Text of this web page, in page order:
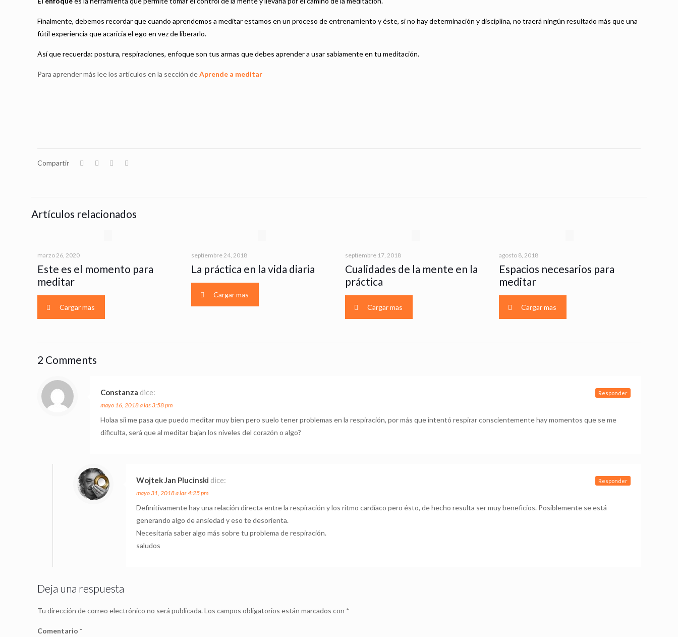
Finalmente, debemos recordar que cuando aprendemos a meditar estamos en un proceso de entrenamiento y éste, si no hay determinación y disciplina, no traerá ningún resultado más que una
fútil experiencia que acaricia el ego en vez de liberarlo.
Así que recuerda: postura, respiraciones, enfoque son tus armas que debes aprender a usar sabiamente en tu meditación.
Para aprender más lee los artículos en la sección deAprende a meditar
Compartir
Artículos relacionados
marzo 26, 2020
Este es el momento para
meditar
Cargar mas
septiembre 24, 2018
La práctica en la vida diaria
Cargar mas
septiembre 17, 2018
Cualidades de la mente en la
práctica
Cargar mas
agosto 8, 2018
Espacios necesarios para
meditar
Cargar mas
2 Comments
Constanza dice:
mayo 16, 2018 a las 3:58 pm
Holaa sii me pasa que puedo meditar muy bien pero suelo tener problemas en la respiración, por más que intentó respirar conscientemente hay momentos que se me
dificulta, será que al meditar bajan los niveles del corazón o algo?
Responder
Wojtek Jan Plucinski dice:
mayo 31, 2018 a las 4:25 pm
Definitivamente hay una relación directa entre la respiración y los ritmo cardíaco pero ésto, de hecho resulta ser muy beneficios. Posiblemente se está
generando algo de ansiedad y eso te desorienta.
Necesitaría saber algo más sobre tu problema de respiración.
saludos
Responder
Deja una respuesta
Tu dirección de correo electrónico no será publicada. Los campos obligatorios están marcados con *
Comentario*